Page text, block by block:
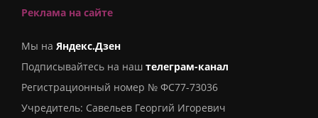
Реклама на сайте
Мы на Яндекс.Дзен
Подписывайтесь на наш телеграм-канал
Регистрационный номер № ФС77-73036
Учредитель: Савельев Георгий Игоревич